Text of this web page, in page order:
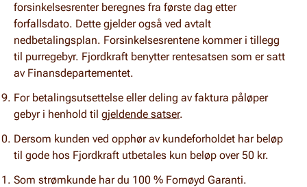
forsinkelsesrenter beregnes fra første dag etter
forfallsdato. Dette gjelder også ved avtalt
nedbetalingsplan. Forsinkelsesrentene kommer i tillegg
til purregebyr. Fjordkraft benytter rentesatsen som er satt
av Finansdepartementet.
For betalingsutsettelse eller deling av faktura påløper
gebyr i henhold til gjeldende satser.
Dersom kunden ved opphør av kundeforholdet har beløp
til gode hos Fjordkraft utbetales kun beløp over 50 kr.
Som strømkunde har du 100 % Fornøyd Garanti.